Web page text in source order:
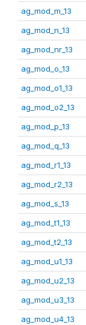
ag_mod_m_13
ag_mod_n_13
ag_mod_nr_13
ag_mod_o_13
ag_mod_o1_13
ag_mod_o2_13
ag_mod_p_13
ag_mod_q_13
ag_mod_r1_13
ag_mod_r2_13
ag_mod_s_13
ag_mod_t1_13
ag_mod_t2_13
ag_mod_u1_13
ag_mod_u2_13
ag_mod_u3_13
ag_mod_u4_13